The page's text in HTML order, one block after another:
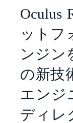
Oculus
ットフ
ンジン
の新技
エンジ
ディレ